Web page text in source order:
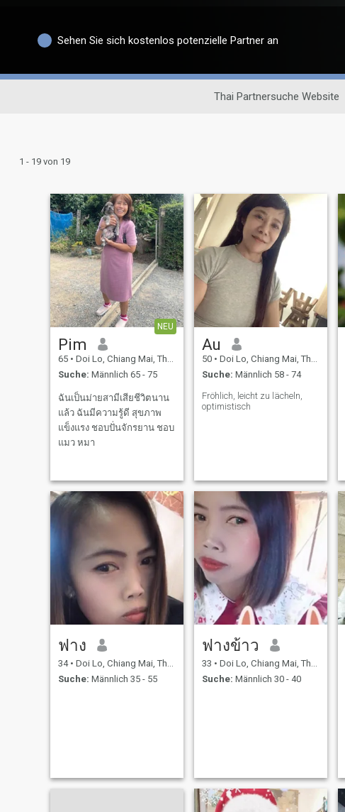
Sehen Sie sich kostenlos potenzielle Partner an
Thai Partnersuche Website
1 - 19 von 19
NEU
Pim
65 • Doi Lo, Chiang Mai, Thailand
Suche: Männlich 65 - 75
ฉันเป็นม่ายสามีเสียชีวิตนาน
แล้ว ฉันมีความรู้ดี สุขภาพ
แข็งแรง ชอบปั่นจักรยาน ชอบ
แมว หมา
Au
50 • Doi Lo, Chiang Mai, Thailand
Suche: Männlich 58 - 74
Fröhlich, leicht zu lächeln,
optimistisch
ฟาง
34 • Doi Lo, Chiang Mai, Thailand
Suche: Männlich 35 - 55
ฟางข้าว
33 • Doi Lo, Chiang Mai, Thailand
Suche: Männlich 30 - 40